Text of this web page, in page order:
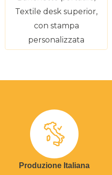
Textile desk superior,
con stampa
personalizzata
Produzione Italiana